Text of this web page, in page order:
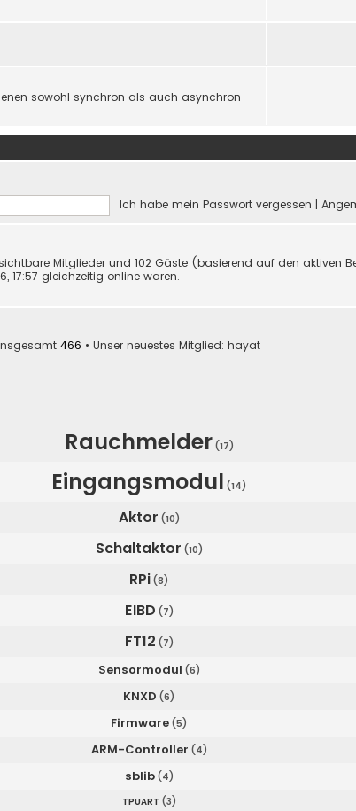
sowohl synchron als auch asynchron
Ich habe mein Passwort vergessen |
Mitglieder und 102 Gäste (basierend auf den aktiven
17:57 gleichzeitig online waren.
466 • Unser neuestes Mitglied: hayat
Rauchmelder (17)
Eingangsmodul (14)
Aktor (10)
Schaltaktor (10)
RPi (8)
EIBD (7)
FT12 (7)
Sensormodul (6)
KNXD (6)
Firmware (5)
ARM-Controller (4)
sblib (4)
TPUART (3)